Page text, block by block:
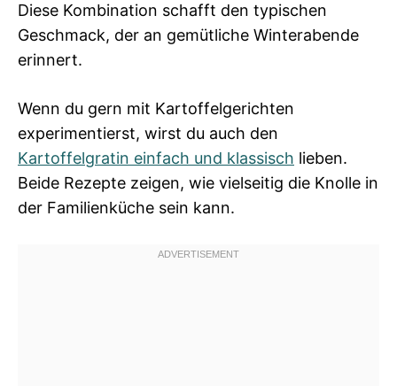
Diese Kombination schafft den typischen
Geschmack, der an gemütliche Winterabende
erinnert.
Wenn du gern mit Kartoffelgerichten
experimentierst, wirst du auch den
Kartoffelgratin einfach und klassisch lieben.
Beide Rezepte zeigen, wie vielseitig die Knolle in
der Familienküche sein kann.